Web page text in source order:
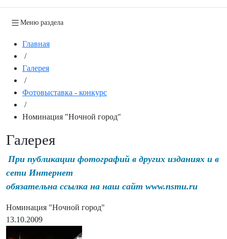
Меню раздела
Главная
/
Галерея
/
Фотовыставка - конкурс
/
Номинация "Ночной город"
Галерея
При публикации фотографий в других изданиях и в
сети Интернет
обязательна ссылка на наш сайт www.nsmu.ru
Номинация "Ночной город"
13.10.2009